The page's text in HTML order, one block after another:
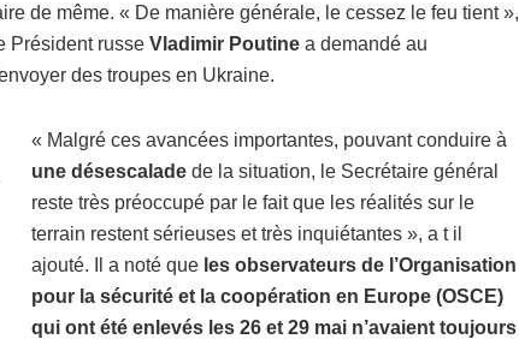
de même. « De manière générale, le cessez le feu tient »,
Président russe Vladimir Poutine a demandé au
des troupes en Ukraine.
« Malgré ces avancées importantes, pouvant conduire à
une désescalade de la situation, le Secrétaire général
reste très préoccupé par le fait que les réalités sur le
terrain restent sérieuses et très inquiétantes », a t il
ajouté. Il a noté que les observateurs de l’Organisation
pour la sécurité et la coopération en Europe (OSCE)
qui ont été enlevés les 26 et 29 mai n’avaient toujours